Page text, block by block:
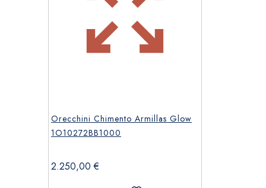
Orecchini Chimento Armillas Glow
1O10272BB1000
2.250,00€